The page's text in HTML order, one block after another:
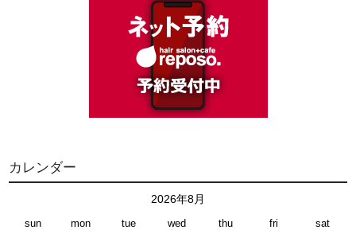
カレンダー
2026年8月
sun mon tue wed thu fri sat